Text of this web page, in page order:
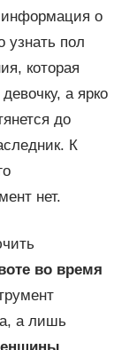
информация о
узнать пол
которая
а ярко
до
К
нет.
во время
а лишь